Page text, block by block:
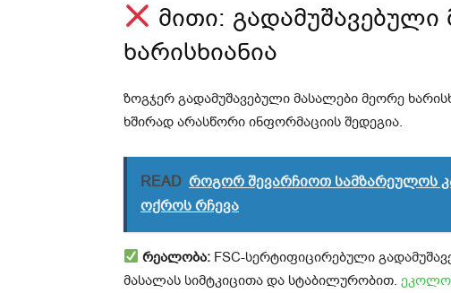
მითი:
ხარისხიანია
ზოგჯერ გადამუშავებული მასალები მეორე
ხშირად არასწორი ინფორმაციის შედეგია.
READ როგორ შევარჩიოთ სამზარეულოს
ოქროს რჩევა
რეალობა: FSC-სერტიფიცირებული
მასალას სიმტკიცითა და სტაბილურობით.